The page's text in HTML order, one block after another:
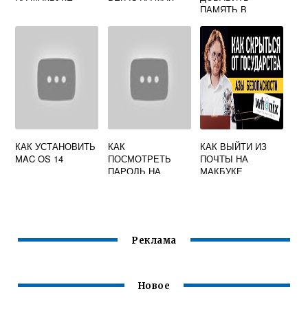
ПАМЯТЬ В
КАК УСТАНОВИТЬ
MAC OS 14
КАК
ПОСМОТРЕТЬ
ПАРОЛЬ НА
КАК ВЫЙТИ ИЗ
ПОЧТЫ НА
МАКБУКЕ
Реклама
Новое